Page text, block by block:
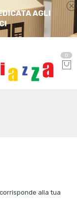
AGLI
0
alla tua